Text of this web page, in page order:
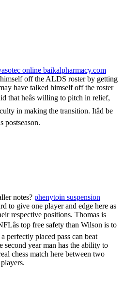
online baikalpharmacy.com
off the ALDS roster by getting
have talked himself off the roster
that heâs willing to pitch in relief,
in making the transition. Itâd be
postseason.
notes? phenytoin suspension
to give one player and edge here as
respective positions. Thomas is
top free safety than Wilson is to
perfectly placed pass can beat
second year man has the ability to
chess match here between two